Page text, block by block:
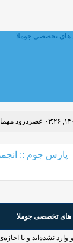
درود
پارس جوم ::
تخصصی جوملا
نشده‌اید و یا